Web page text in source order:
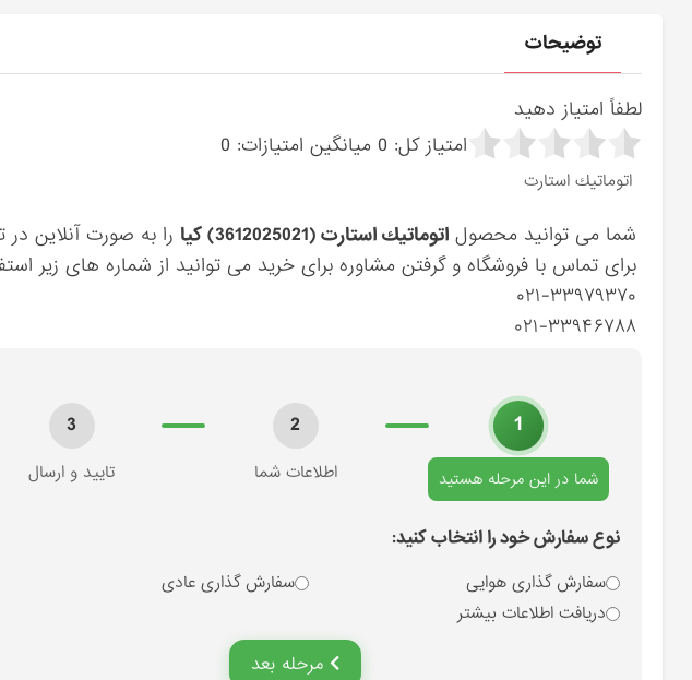
توضیحات
لطفاً امتیاز دهید
امتیاز کل: 0 میانگین امتیازات: 0
اتوماتيك استارت
شما می توانید محصولاتوماتيك استارت (3612025021) کیا
را به صورت آنلاین در
برای تماس با فروشگاه و گرفتن مشاوره برای خرید می توانید از شماره های زیر
۰۲۱-۳۳۹۷۹۳۷۰
۰۲۱-۳۳۹۴۶۷۸۸
1
انتخاب نوع سفارش
شما در این مرحله هستید
2
اطلاعات شما
3
تایید و ارسال
نوع سفارش خود را انتخاب کنید:
سفارش گذاری هوایی
سفارش گذاری عادی
دریافت اطلاعات بیشتر
مرحله بعد